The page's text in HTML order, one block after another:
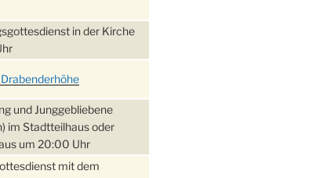
in der Kirche
und Junggebliebene
im Stadtteilhaus oder
um 20:00 Uhr
mit dem